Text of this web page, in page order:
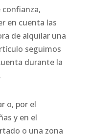
en cuenta las
de alquilar una
seguimos
durante la
o, por el
y en el
o una zona